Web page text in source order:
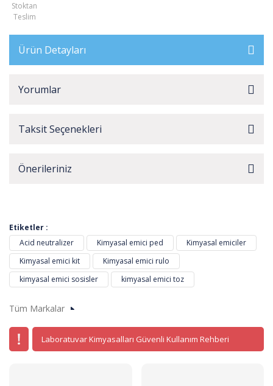
Stoktan
Teslim
Ürün Detayları
Yorumlar
Taksit Seçenekleri
Önerileriniz
Etiketler :
Acid neutralizer
Kimyasal emici ped
Kimyasal emiciler
Kimyasal emici kit
Kimyasal emici rulo
kimyasal emici sosisler
kimyasal emici toz
Tüm Markalar
Laboratuvar Kimyasalları Güvenli Kullanım Rehberi